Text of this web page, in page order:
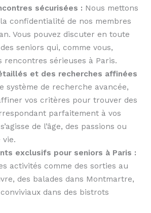
sécurisées : Nous mettons
confidentialité de nos membres
Vous pouvez discuter en toute
seniors qui, comme vous,
rencontres sérieuses à Paris.
et des recherches affinées
système de recherche avancée,
vos critères pour trouver des
parfaitement à vos
de l’âge, des passions ou
vie.
exclusifs pour seniors à Paris :
activités comme des sorties au
des balades dans Montmartre,
dans des bistrots